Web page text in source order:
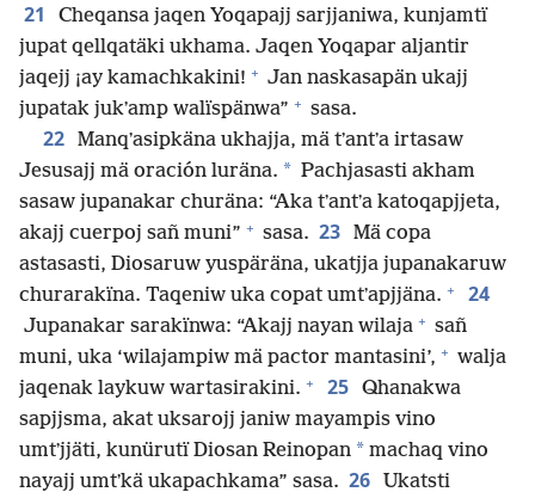
21
Cheqansa jaqen Yoqapajj sarjjaniwa, kunjamtï
jupat qellqatäki ukhama. Jaqen Yoqapar aljantir
jaqejj ¡ay kamachkakini! + Jan naskasapän ukajj
jupatak jukʼamp walïspänwa” + sasa.
22 Manqʼasipkäna ukhajja, mä tʼantʼa irtasaw
Jesusajj mä oración luräna. * Pachjasasti akham
sasaw jupanakar churäna: “Aka tʼantʼa katoqapjjeta,
akajj cuerpoj sañ muni” + sasa. 23 Mä copa
astasasti, Diosaruw yuspäräna, ukatjja jupanakaruw
churarakïna. Taqeniw uka copat umtʼapjjäna. + 24
Jupanakar sarakïnwa: “Akajj nayan wilaja + sañ
muni, uka ‘wilajampiw mä pactor mantasini’, + walja
jaqenak laykuw wartasirakini. + 25 Qhanakwa
sapjjsma, akat uksarojj janiw mayampis vino
umtʼjjäti, kunürutï Diosan Reinopan * machaq vino
nayajj umtʼkä ukapachkama” sasa. 26 Ukatsti